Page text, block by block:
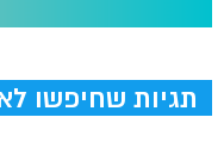
תגיות שחיפשו